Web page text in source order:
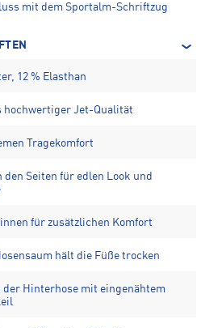
mit dem Sportalm-Schriftzug
12 % Elasthan
hochwertiger Jet-Qualität
Tragekomfort
den Seiten für edlen Look und
für zusätzlichen Komfort
hält die Füße trocken
der Hinterhose mit eingenähtem